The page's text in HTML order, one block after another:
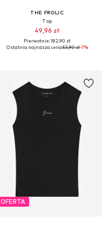
THE FROLIC
Top
49,96 zł
Pierwotnie: 182,90 zł
Ostatnia najniższa cena:53,90 zł-7%
OFERTA